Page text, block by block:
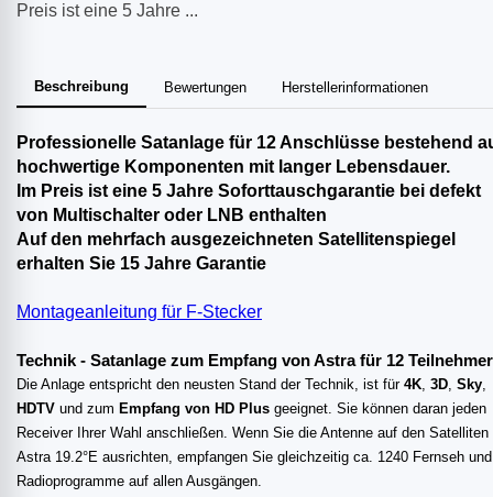
Preis ist eine 5 Jahre ...
Beschreibung Bewertungen Herstellerinformationen
Professionelle Satanlage für 12 Anschlüsse bestehend
hochwertige Komponenten mit langer Lebensdauer.
Im Preis ist eine 5 Jahre Soforttauschgarantie bei defekt
von Multischalter oder LNB enthalten
Auf den mehrfach ausgezeichneten Satellitenspiegel
erhalten Sie 15 Jahre Garantie
Montageanleitung für F-Stecker
Technik - Satanlage zum Empfang von Astra für 12 Teilnehmer
Die Anlage entspricht den neusten Stand der Technik, ist für 4K, 3D, Sky,
HDTV und zum Empfang von HD Plus geeignet. Sie können daran jeden
Receiver Ihrer Wahl anschließen. Wenn Sie die Antenne auf den Satelliten
Astra 19.2°E ausrichten, empfangen Sie gleichzeitig ca. 1240 Fernseh und
Radioprogramme auf allen Ausgängen.